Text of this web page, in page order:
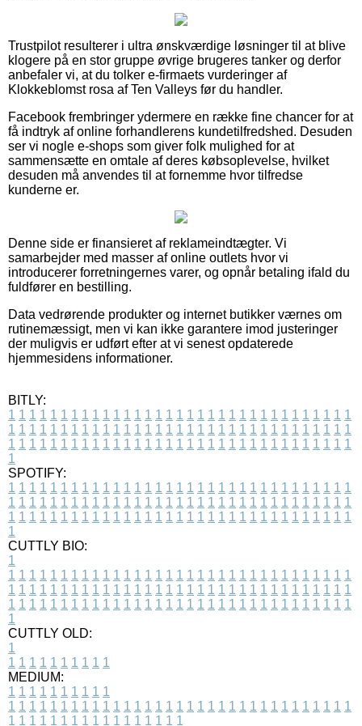
Trustpilot resulterer i ultra ønskværdige løsninger til at blive
klogere på en stor gruppe øvrige brugeres tanker og derfor
anbefaler vi, at du tolker e-firmaets vurderinger af
Klokkeblomst rosa af Ten Valleys før du handler.
Facebook frembringer ydermere en række fine chancer for at
få indtryk af online forhandlerens kundetilfredshed. Desuden
ser vi nogle e-shops som giver folk mulighed for at
sammensætte en omtale af deres købsoplevelse, hvilket
desuden må anvendes til at fornemme hvor tilfredse
kunderne er.
Denne side er finansieret af reklameindtægter. Vi
samarbejder med masser af online outlets hvor vi
introducerer forretningernes varer, og opnår betaling ifald du
fuldfører en bestilling.
Data vedrørende produkter og internet butikker værnes om
rutinemæssigt, men vi kan ikke garantere imod justeringer
der muligvis er udført efter at vi senest opdaterede
hjemmesidens informationer.
BITLY:
1 1 1 1 1 1 1 1 1 1 1 1 1 1 1 1 1 1 1 1 1 1 1 1 1 1 1 1 1 1 1 1 1
1 1 1 1 1 1 1 1 1 1 1 1 1 1 1 1 1 1 1 1 1 1 1 1 1 1 1 1 1 1 1 1 1
1 1 1 1 1 1 1 1 1 1 1 1 1 1 1 1 1 1 1 1 1 1 1 1 1 1 1 1 1 1 1 1 1
1
SPOTIFY:
1 1 1 1 1 1 1 1 1 1 1 1 1 1 1 1 1 1 1 1 1 1 1 1 1 1 1 1 1 1 1 1 1
1 1 1 1 1 1 1 1 1 1 1 1 1 1 1 1 1 1 1 1 1 1 1 1 1 1 1 1 1 1 1 1 1
1 1 1 1 1 1 1 1 1 1 1 1 1 1 1 1 1 1 1 1 1 1 1 1 1 1 1 1 1 1 1 1 1
1
CUTTLY BIO:
1
1 1 1 1 1 1 1 1 1 1 1 1 1 1 1 1 1 1 1 1 1 1 1 1 1 1 1 1 1 1 1 1 1
1 1 1 1 1 1 1 1 1 1 1 1 1 1 1 1 1 1 1 1 1 1 1 1 1 1 1 1 1 1 1 1 1
1 1 1 1 1 1 1 1 1 1 1 1 1 1 1 1 1 1 1 1 1 1 1 1 1 1 1 1 1 1 1 1 1
1
CUTTLY OLD:
1
1 1 1 1 1 1 1 1 1 1
MEDIUM:
1 1 1 1 1 1 1 1 1 1
1 1 1 1 1 1 1 1 1 1 1 1 1 1 1 1 1 1 1 1 1 1 1 1 1 1 1 1 1 1 1 1 1
1 1 1 1 1 1 1 1 1 1 1 1 1 1 1 1 1